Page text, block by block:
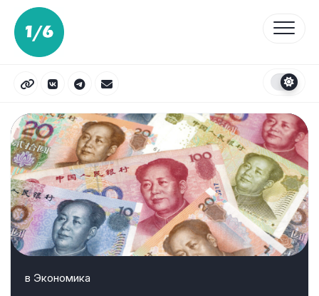
Перейти
содержанию
в Экономика